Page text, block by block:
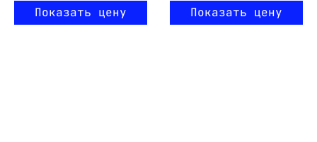
Показать цену Показать цену